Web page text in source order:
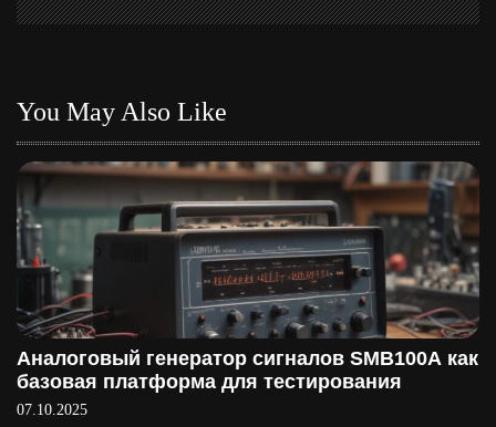
я
You May Also Like
Аналоговый генератор сигналов SMB100A как
базовая платформа для тестирования
07.10.2025